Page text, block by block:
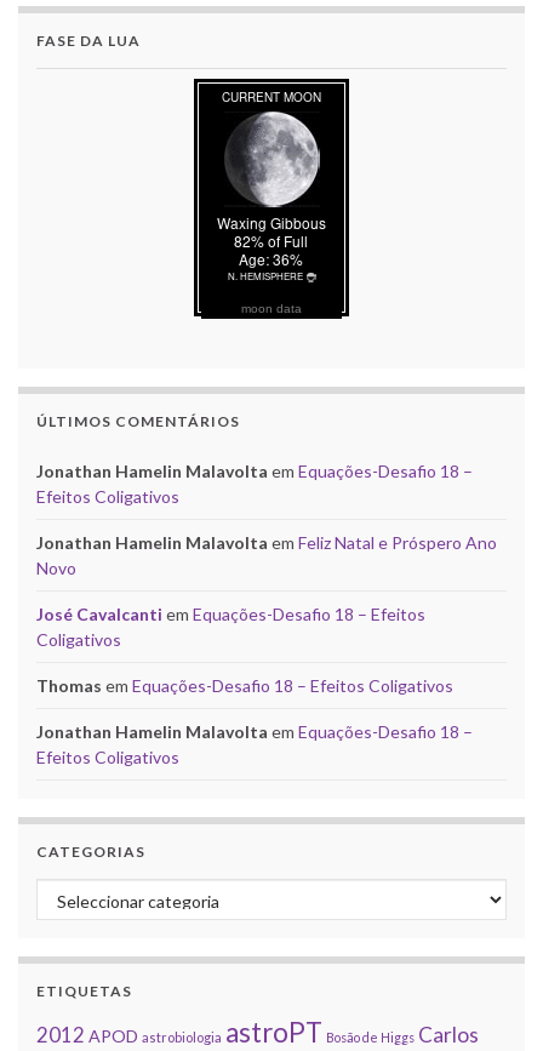
FASE DA LUA
moon data
ÚLTIMOS COMENTÁRIOS
Jonathan Hamelin Malavolta em Equações-Desafio 18 –
Efeitos Coligativos
Jonathan Hamelin Malavolta em Feliz Natal e Próspero Ano
Novo
José Cavalcanti em Equações-Desafio 18 – Efeitos
Coligativos
Thomas em Equações-Desafio 18 – Efeitos Coligativos
Jonathan Hamelin Malavolta em Equações-Desafio 18 –
Efeitos Coligativos
CATEGORIAS
Categorias
ETIQUETAS
2012 APOD astrobiologia astroPT Bosão de Higgs Carlos